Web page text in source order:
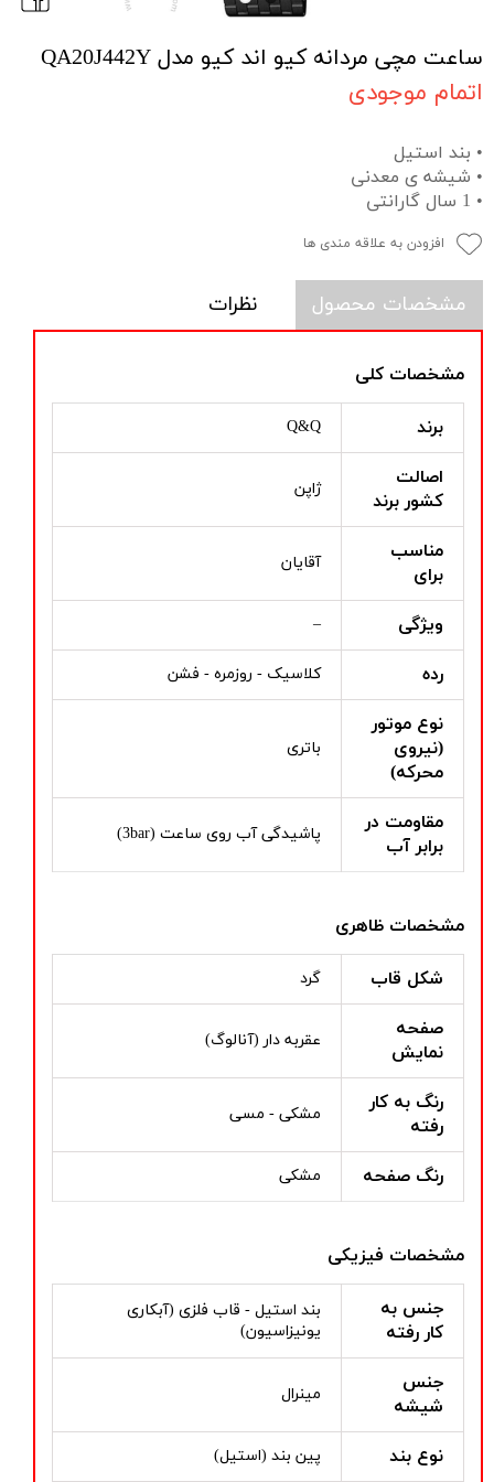
ساعت مچی مردانه کیو اند کیو مدل QA20J442Y
اتمام موجودی
• بند استیل
• شیشه ی معدنی
• 1 سال گارانتی
افزودن به علاقه مندی ها
مشخصات محصول نظرات
مشخصات کلی
برند Q&Q
اصالت
کشور برند
ژاپن
مناسب
برای
آقایان
ویژگی –
رده کلاسیک - روزمره - فشن
نوع موتور
(نیروی
محرکه)
باتری
مقاومت در
برابر آب
پاشیدگی آب روی ساعت (3bar)
مشخصات ظاهری
شکل قاب گرد
صفحه
نمایش
عقربه دار (آنالوگ)
رنگ به کار
رفته
مشکی - مسی
رنگ صفحه مشکی
مشخصات فیزیکی
جنس به
کار رفته
بند استیل - قاب فلزی (آبکاری
یونیزاسیون)
جنس
شیشه
مینرال
نوع بند پین بند (استیل)